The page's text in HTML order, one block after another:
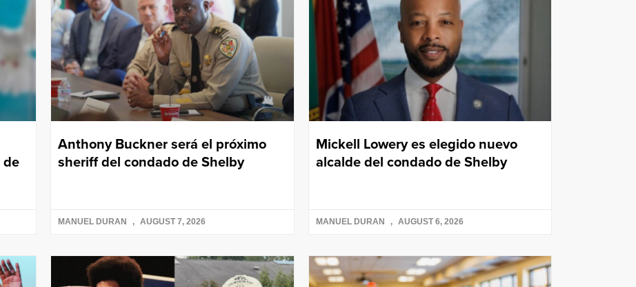
Anthony Buckner será el próximo
sheriff del condado de Shelby
MANUEL DURAN AUGUST 7, 2026
Mickell Lowery es elegido nuevo
alcalde del condado de Shelby
MANUEL DURAN AUGUST 6, 2026